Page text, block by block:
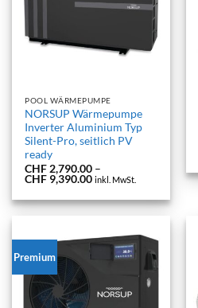
POOL WÄRMEPUMPE
NORSUP Wärmepumpe
Inverter Aluminium Typ
Silent-Pro, seitlich PV
ready
CHF 2,790.00 –
CHF 9,390.00Preisspanne:
bis
CHF 9,390.00
inkl. MwSt.
Premium